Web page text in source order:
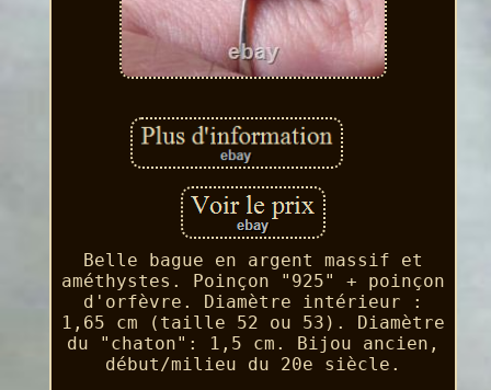
Belle bague en argent massif et
améthystes. Poinçon "925" + poinçon
d'orfèvre. Diamètre intérieur :
1,65 cm (taille 52 ou 53). Diamètre
du "chaton": 1,5 cm. Bijou ancien,
début/milieu du 20e siècle.